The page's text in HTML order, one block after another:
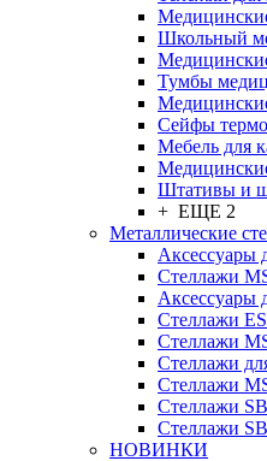
Школьный
Тумбы
Сейфы
Мебель для
Штативы и
+ ЕЩЕ 2
Металлические
Аксессуары
Стеллажи
Аксессуары
Стеллажи
Стеллажи
Стеллажи
Стеллажи
Стеллажи
Стеллажи
НОВИНКИ